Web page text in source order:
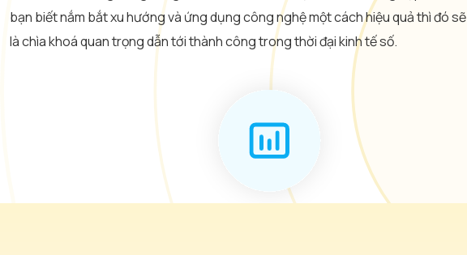
bạn biết nắm bắt xu hướng và ứng dụng công nghệ một cách hiệu quả thì đó sẽ
là chìa khoá quan trọng dẫn tới thành công trong thời đại kinh tế số.